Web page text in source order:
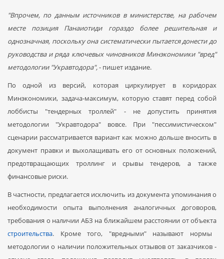
"Впрочем, по данным источников в министерстве, на рабочем
месте позиция Панаиотиди гораздо более решительная и
однозначная, поскольку она систематически пытается донести до
руководства и ряда ключевых чиновников Минэкономики "вред"
методологии "Укравтодора",- пишет издание.
По одной из версий, которая циркулирует в коридорах
Минэкономики, задача-максимум, которую ставят перед собой
лоббисты "тендерных троллей" - не допустить принятия
методологии "Укравтодора" вовсе. При "пессимистическом"
сценарии рассматривается вариант как можно дольше вносить в
документ правки и выхолащивать его от основных положений,
предотвращающих троллинг и срывы тендеров, а также
финансовые риски.
В частности, предлагается исключить из документа упоминания о
необходимости опыта выполнения аналогичных договоров,
требования о наличии АБЗ на ближайшем расстоянии от объекта
строительства. Кроме того, "вредными" называют нормы
методологии о наличии положительных отзывов от заказчиков -